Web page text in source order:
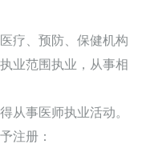
疗、预防、保健机构
业范围执业，从事相
事医师执业活动。
注册：